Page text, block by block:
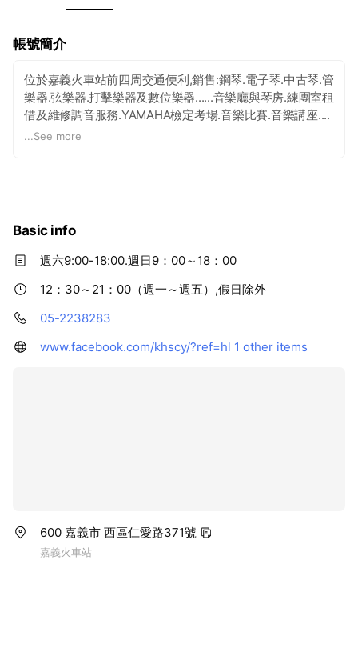
帳號簡介
位於嘉義火車站前四周交通便利,銷售:鋼琴.電子琴.中古琴.管
樂器.弦樂器.打擊樂器及數位樂器......音樂廳與琴房.練團室租
借及維修調音服務.YAMAHA檢定考場.音樂比賽.音樂講座....
＊YAMAHA音樂課程與西洋樂器學習課程、專業教材等銷售
...See more
Basic info
週六9:00-18:00.週日9：00～18：00
12：30～21：00（週一～週五）,假日除外
05-2238283
www.facebook.com/khscy/?ref=hl 1 other items
600 嘉義市 西區仁愛路371號
嘉義火車站